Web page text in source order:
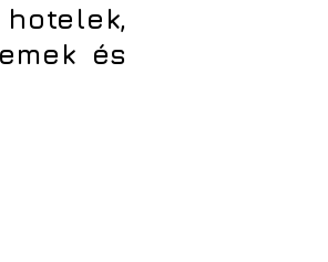
és